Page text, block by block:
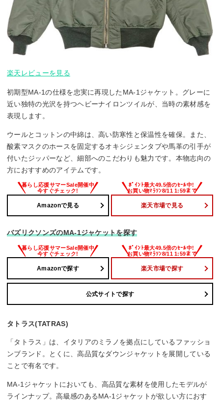
楽天レビューを見る
初期型MA-1の仕様を忠実に再現したMA-1ジャケット。グレーに
近い独特の光沢を持つヘビーナイロンツイルが、当時の素材感を
表現します。
ウールとコットンの中綿は、高い防寒性と保温性を確保。また、
酸素マスクのホースを固定するオキシジェンタブや馬革の引手が
付いたジッパーなど、細部へのこだわりも魅力です。本物志向の
方におすすめのアイテムです。
Amazonで見る 楽天市場で見る
バズリクソンズのMA-1ジャケットを探す
Amazonで探す 楽天市場で探す
公式サイトで探す
タトラス(TATRAS)
「タトラス」は、イタリアのミラノを拠点にしているファッショ
ンブランド。とくに、高品質なダウンジャケットを展開している
ことで有名です。
MA-1ジャケットにおいても、高品質な素材を使用したモデルが
ラインナップ。高級感のあるMA-1ジャケットが欲しい方におす